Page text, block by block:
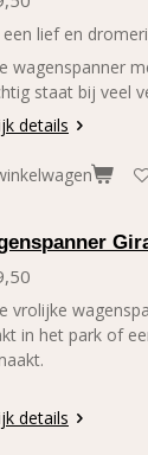
lief en
wagenspanner
staat bij veel
details
vrolijke
in het park of
details